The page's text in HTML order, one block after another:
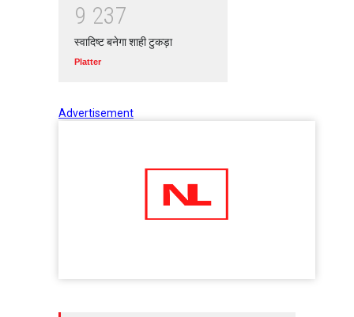
9 237
स्वादिष्ट बनेगा शाही टुकड़ा
Platter
Advertisement